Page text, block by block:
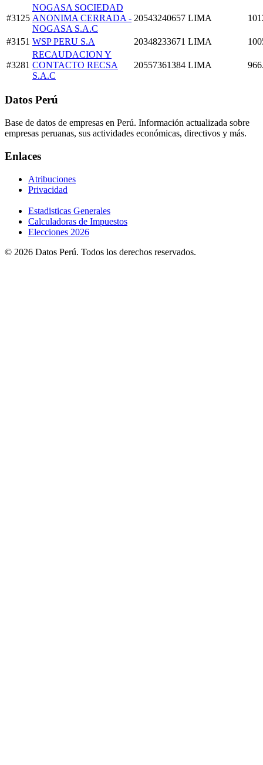
#3125
NOGASA SOCIEDAD
ANONIMA CERRADA -
NOGASA S.A.C
20543240657 LIMA
#3151 WSP PERU S.A 20348233671 LIMA
#3281
RECAUDACION Y
CONTACTO RECSA
S.A.C
20557361384 LIMA
Datos Perú
Base de datos de empresas en Perú. Información actualizada sobre
empresas peruanas, sus actividades económicas, directivos y más.
Enlaces
Atribuciones
Privacidad
Estadisticas Generales
Calculadoras de Impuestos
Elecciones 2026
© 2026 Datos Perú. Todos los derechos reservados.